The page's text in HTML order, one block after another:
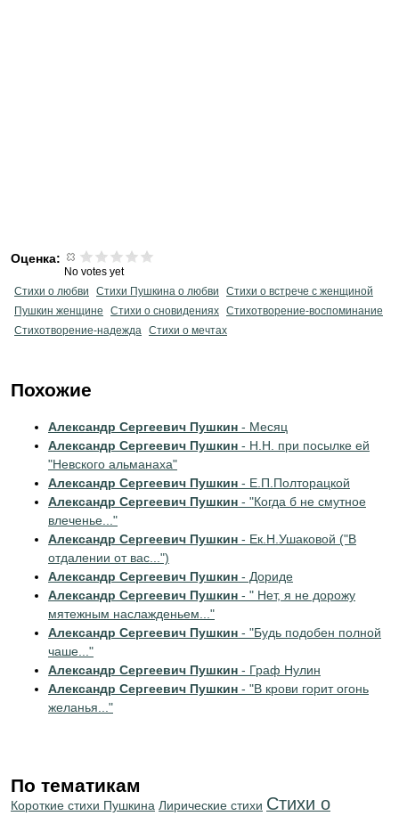
Оценка:
No votes yet
Стихи о любви
Стихи Пушкина о любви
Стихи о встрече с женщиной
Пушкин женщине
Стихи о сновидениях Стихотворение-воспоминание
Стихотворение-надежда Стихи о мечтах
Похожие
Александр Сергеевич Пушкин - Месяц
Александр Сергеевич Пушкин - Н.Н. при посылке ей
"Невского альманаха"
Александр Сергеевич Пушкин - Е.П.Полторацкой
Александр Сергеевич Пушкин - "Когда б не смутное
влеченье..."
Александр Сергеевич Пушкин - Ек.Н.Ушаковой ("В
отдалении от вас...")
Александр Сергеевич Пушкин - Дориде
Александр Сергеевич Пушкин - " Нет, я не дорожу
мятежным наслажденьем..."
Александр Сергеевич Пушкин - "Будь подобен полной
чаше..."
Александр Сергеевич Пушкин - Граф Нулин
Александр Сергеевич Пушкин - "В крови горит огонь
желанья..."
По тематикам
Короткие стихи Пушкина Лирические стихи Стихи о